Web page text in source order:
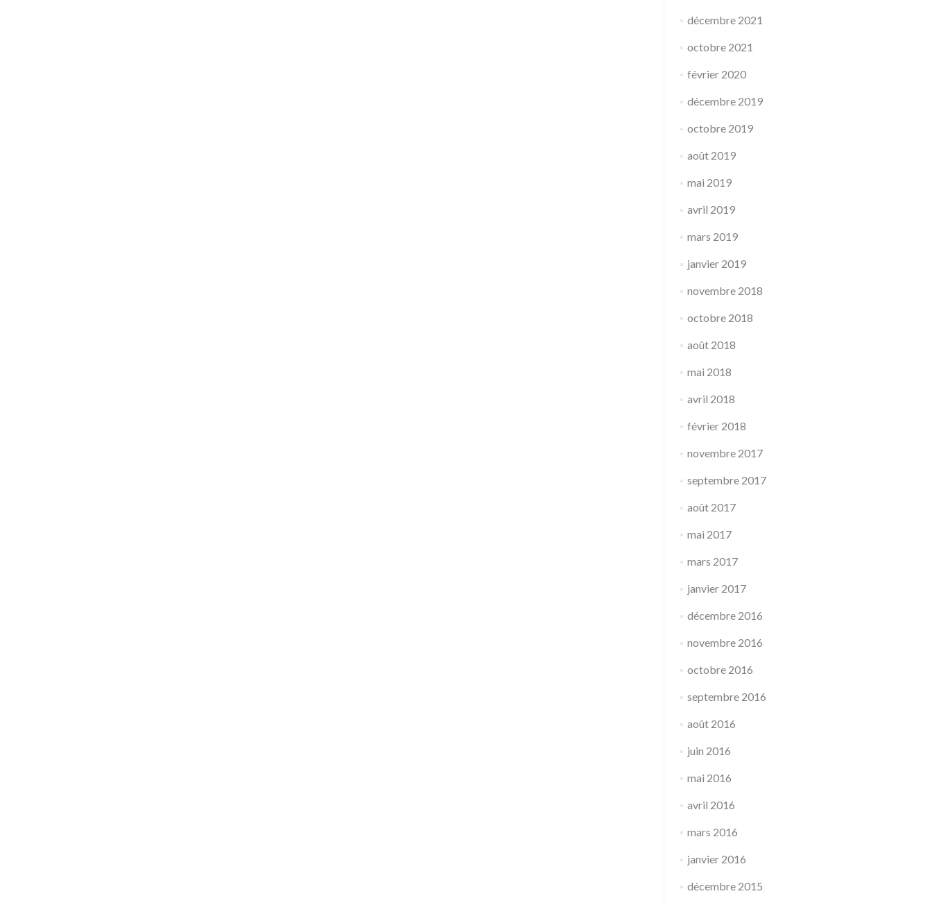
décembre 2021
octobre 2021
février 2020
décembre 2019
octobre 2019
août 2019
mai 2019
avril 2019
mars 2019
janvier 2019
novembre 2018
octobre 2018
août 2018
mai 2018
avril 2018
février 2018
novembre 2017
septembre 2017
août 2017
mai 2017
mars 2017
janvier 2017
décembre 2016
novembre 2016
octobre 2016
septembre 2016
août 2016
juin 2016
mai 2016
avril 2016
mars 2016
janvier 2016
décembre 2015